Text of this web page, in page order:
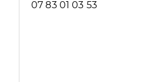
07 83 01 03 53